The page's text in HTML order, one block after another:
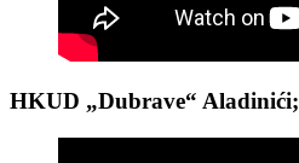
HKUD „Dubrave“ Aladinići;